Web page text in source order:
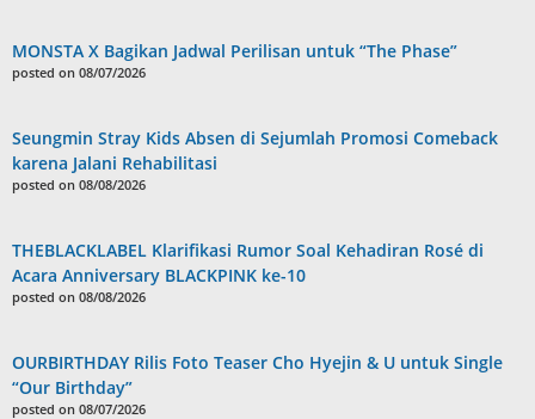
MONSTA X Bagikan Jadwal Perilisan untuk “The Phase”
posted on 08/07/2026
Seungmin Stray Kids Absen di Sejumlah Promosi Comeback
karena Jalani Rehabilitasi
posted on 08/08/2026
THEBLACKLABEL Klarifikasi Rumor Soal Kehadiran Rosé di
Acara Anniversary BLACKPINK ke-10
posted on 08/08/2026
OURBIRTHDAY Rilis Foto Teaser Cho Hyejin & U untuk Single
“Our Birthday”
posted on 08/07/2026